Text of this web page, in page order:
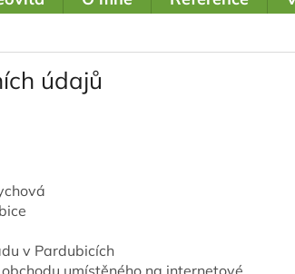
údajů
v Pardubicích
umístěného na internetové